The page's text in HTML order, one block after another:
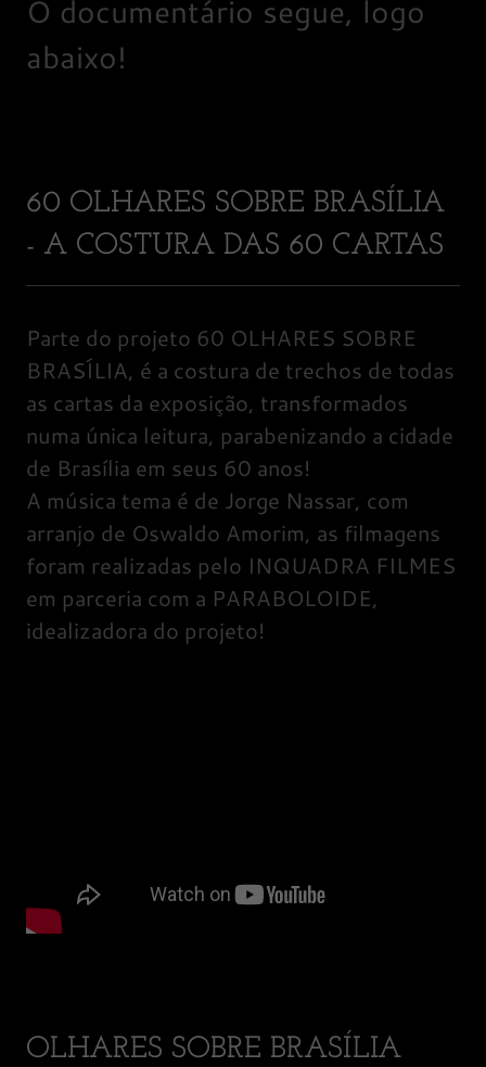
O documentário segue, logo
abaixo!
60 OLHARES SOBRE BRASÍLIA
- A COSTURA DAS 60 CARTAS
Parte do projeto 60 OLHARES SOBRE
BRASÍLIA, é a costura de trechos de todas
as cartas da exposição, transformados
numa única leitura, parabenizando a cidade
de Brasília em seus 60 anos!
A música tema é de Jorge Nassar, com
arranjo de Oswaldo Amorim, as filmagens
foram realizadas pelo INQUADRA FILMES
em parceria com a PARABOLOIDE,
idealizadora do projeto!
OLHARES SOBRE BRASÍLIA